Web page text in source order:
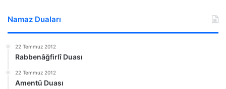
Namaz Duaları
22 Temmuz 2012
Rabbenâğfirlî Duası
22 Temmuz 2012
Amentü Duası